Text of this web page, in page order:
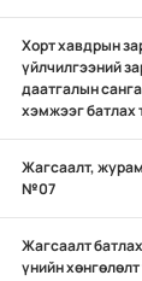
Хорт хавдрын
үйлчилгээний
даатгалын
хэмжээг
Жагсаалт,
№07
Жагсаалт
үнийн